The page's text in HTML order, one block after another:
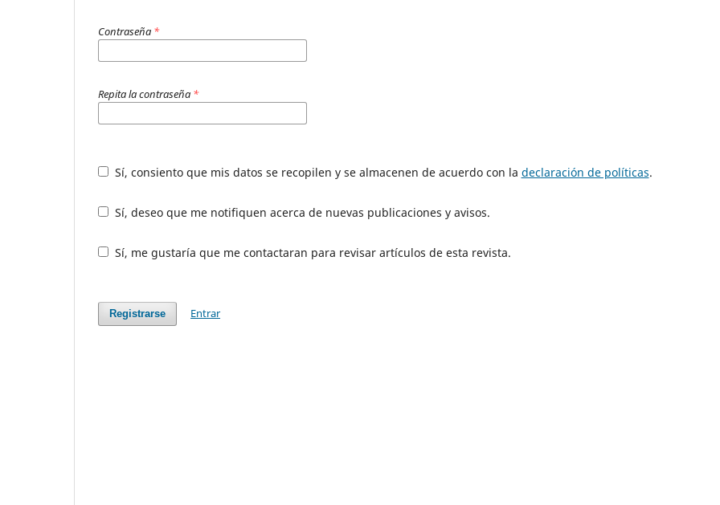
Contraseña *
Repita la contraseña *
Sí, consiento que mis datos se recopilen y se almacenen de acuerdo con la declaración de políticas.
Sí, deseo que me notifiquen acerca de nuevas publicaciones y avisos.
Sí, me gustaría que me contactaran para revisar artículos de esta revista.
Registrarse Entrar